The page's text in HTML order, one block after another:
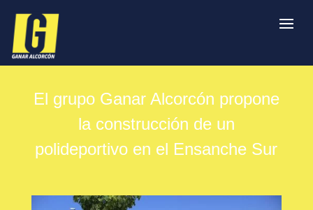
El grupo Ganar Alcorcón propone
la construcción de un
polideportivo en el Ensanche Sur